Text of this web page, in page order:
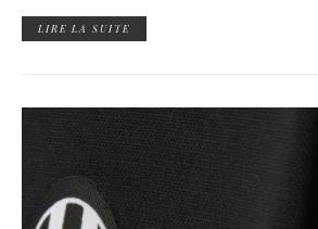
LIRE LA SUITE